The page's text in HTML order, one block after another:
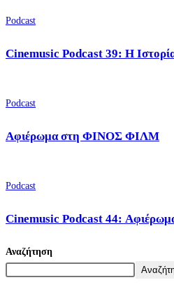
Podcast
Cinemusic Podcast 39: Η
Podcast
Αφιέρωμα στη ΦΙΝΟΣ ΦΙΛΜ
Podcast
Cinemusic Podcast 44:
Αναζήτηση